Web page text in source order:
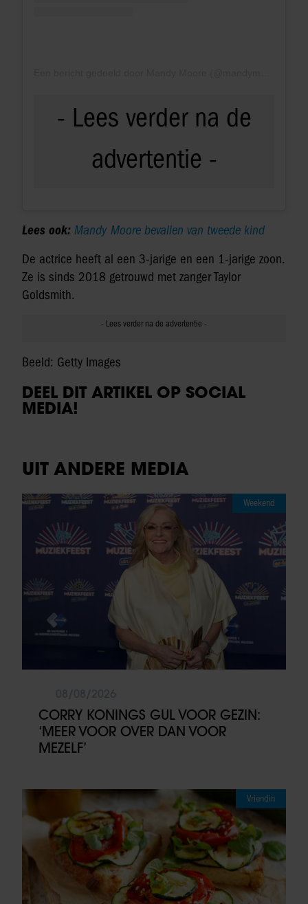
Lees ook: Mandy Moore bevallen van tweede kind
De actrice heeft al een 3-jarige en een 1-jarige zoon.
Ze is sinds 2018 getrouwd met zanger Taylor
Goldsmith.
Beeld: Getty Images
DEEL DIT ARTIKEL OP SOCIAL
MEDIA!
UIT ANDERE MEDIA
Weekend
CORRY KONINGS GUL VOOR GEZIN:
‘MEER VOOR OVER DAN VOOR
MEZELF’
Vriendin